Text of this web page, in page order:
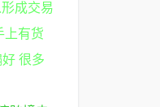
成交易
上有货
很多